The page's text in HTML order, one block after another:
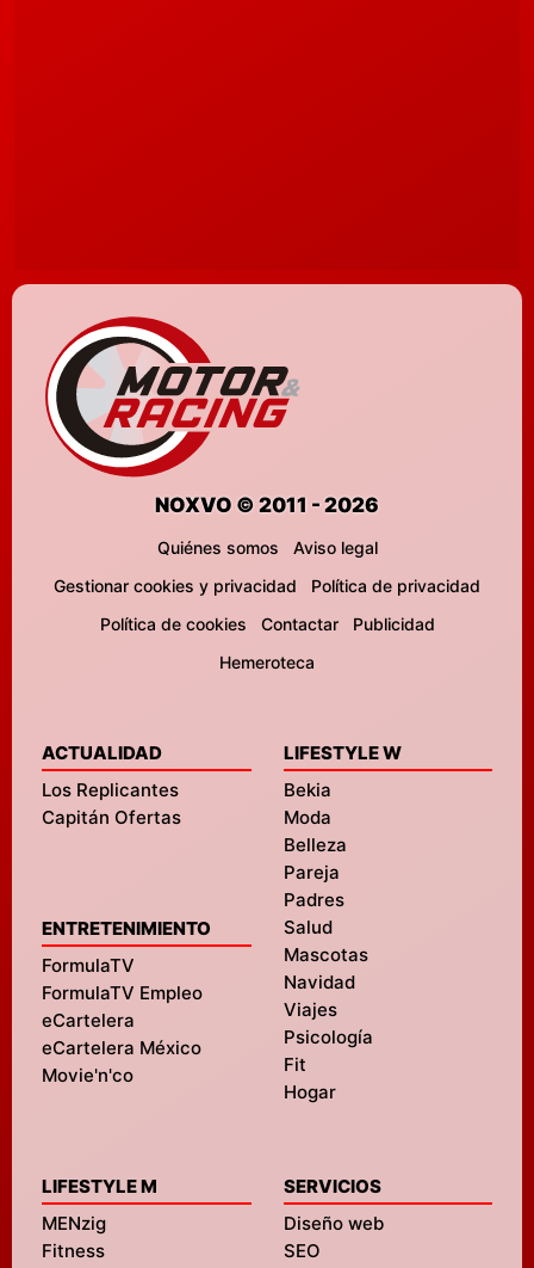
NOXVO © 2011 - 2026
Quiénes somos
Aviso legal
Gestionar cookies y privacidad
Política de privacidad
Política de cookies
Contactar
Publicidad
Hemeroteca
ACTUALIDAD
Los Replicantes
Capitán Ofertas
ENTRETENIMIENTO
FormulaTV
FormulaTV Empleo
eCartelera
eCartelera México
Movie'n'co
LIFESTYLE W
Bekia
Moda
Belleza
Pareja
Padres
Salud
Mascotas
Navidad
Viajes
Psicología
Fit
Hogar
LIFESTYLE M
MENzig
Fitness
SERVICIOS
Diseño web
SEO